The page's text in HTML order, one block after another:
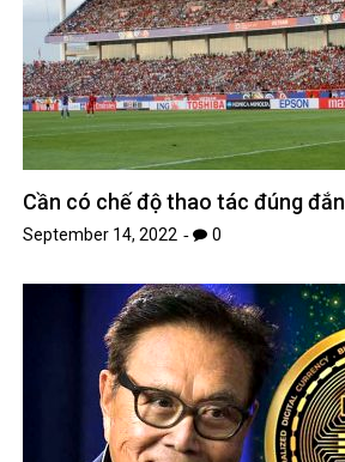
Cần có chế độ thao tác đúng đắn
September 14, 2022 0